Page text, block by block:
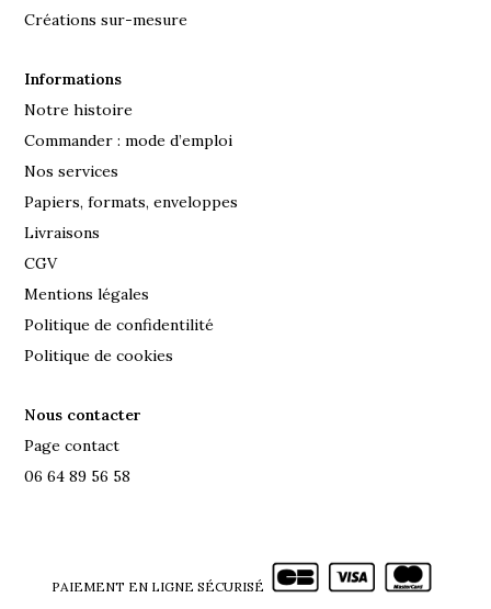
Créations sur-mesure
Informations
Notre histoire
Commander : mode d’emploi
Nos services
Papiers, formats, enveloppes
Livraisons
CGV
Mentions légales
Politique de confidentilité
Politique de cookies
Nous contacter
Page contact
06 64 89 56 58
PAIEMENT EN LIGNE SÉCURISÉ